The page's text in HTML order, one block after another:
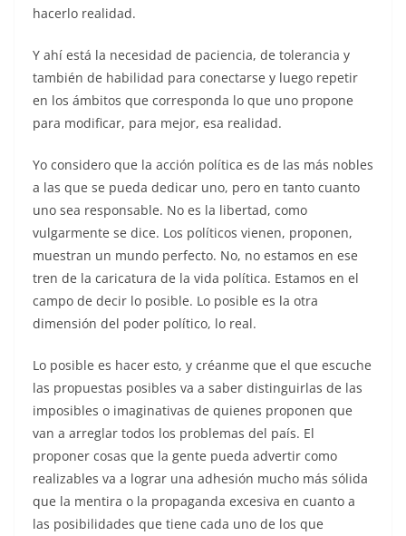
hacerlo realidad.
Y ahí está la necesidad de paciencia, de tolerancia y
también de habilidad para conectarse y luego repetir
en los ámbitos que corresponda lo que uno propone
para modificar, para mejor, esa realidad.
Yo considero que la acción política es de las más nobles
a las que se pueda dedicar uno, pero en tanto cuanto
uno sea responsable. No es la libertad, como
vulgarmente se dice. Los políticos vienen, proponen,
muestran un mundo perfecto. No, no estamos en ese
tren de la caricatura de la vida política. Estamos en el
campo de decir lo posible. Lo posible es la otra
dimensión del poder político, lo real.
Lo posible es hacer esto, y créanme que el que escuche
las propuestas posibles va a saber distinguirlas de las
imposibles o imaginativas de quienes proponen que
van a arreglar todos los problemas del país. El
proponer cosas que la gente pueda advertir como
realizables va a lograr una adhesión mucho más sólida
que la mentira o la propaganda excesiva en cuanto a
las posibilidades que tiene cada uno de los que